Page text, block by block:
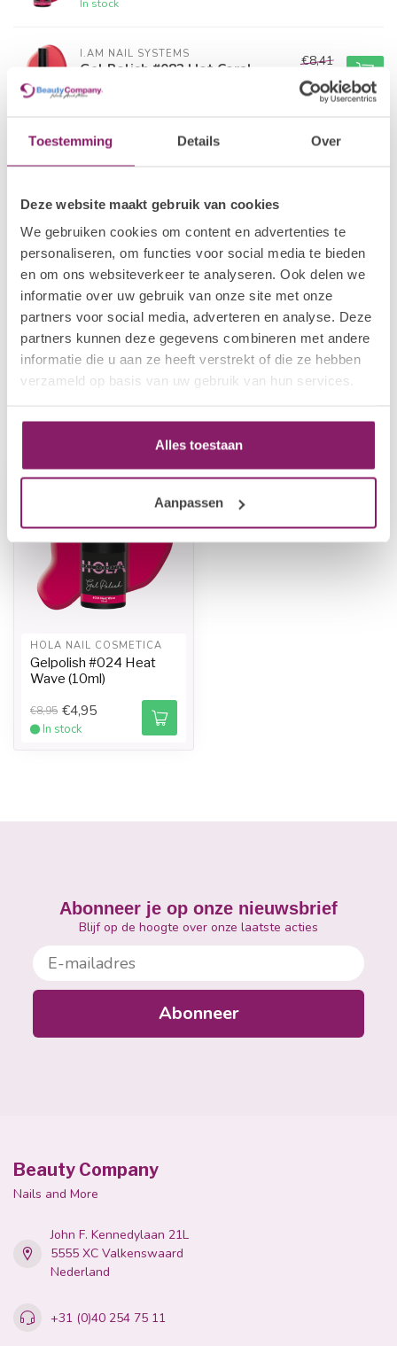
Toestemming Details Over
Deze website maakt gebruik van cookies
We gebruiken cookies om content en advertenties te
personaliseren, om functies voor social media te bieden
en om ons websiteverkeer te analyseren. Ook delen we
informatie over uw gebruik van onze site met onze
partners voor social media, adverteren en analyse. Deze
partners kunnen deze gegevens combineren met andere
informatie die u aan ze heeft verstrekt of die ze hebben
verzameld op basis van uw gebruik van hun services.
Alles toestaan
Aanpassen
I.AM NAIL SYSTEMS
Gel Polish #082 Hot Coral
In stock
€8,41
€6,73
I.AM NAIL SYSTEMS
Gel Polish #001 A'dam
€8,41
Gelpolish 25 Tropical Bird
In stock
€21,80
€15,26
I.AM COLLECTION BY BO.
Gel Polish #042 Reflecting
Pink
In stock
€12,50
€10,00
-45%
-45%
HOLA NAIL COSMETICA
Gelpolish #024 Heat
Wave (10ml)
€8,95 €4,95
In stock
Abonneer je op onze nieuwsbrief
Blijf op de hoogte over onze laatste acties
E-mailadres
Abonneer
Beauty Company
Nails and More
John F. Kennedylaan 21L
5555 XC Valkenswaard
Nederland
+31 (0)40 254 75 11